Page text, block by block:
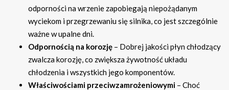
odporności na wrzenie zapobiegają niepożądanym
wyciekom i przegrzewaniu się silnika, co jest szczególnie
ważne w upalne dni.
Odpornością na korozję – Dobrej jakości płyn chłodzący
zwalcza korozję, co zwiększa żywotność układu
chłodzenia i wszystkich jego komponentów.
Właściwościami przeciwzamrożeniowymi – Choć